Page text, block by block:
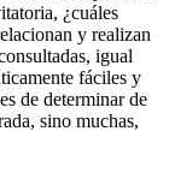
¿cuáles
y realizan
igual
fáciles y
de determinar de
sino muchas,